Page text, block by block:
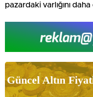
pazardaki varlığını
Güncel Altın